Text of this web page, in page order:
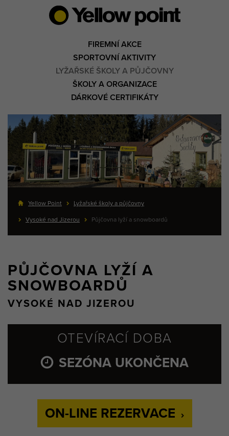
FIREMNÍ AKCE
SPORTOVNÍ AKTIVITY
LYŽAŘSKÉ ŠKOLY A PŮJČOVNY
ŠKOLY A ORGANIZACE
DÁRKOVÉ CERTIFIKÁTY
Yellow Point Lyžařské školy a půjčovny
Vysoké nad Jizerou Půjčovna lyží a snowboardů
PŮJČOVNA LYŽÍ A
SNOWBOARDŮ
VYSOKÉ NAD JIZEROU
OTEVÍRACÍ DOBA
SEZÓNA UKONČENA
ON-LINE REZERVACE